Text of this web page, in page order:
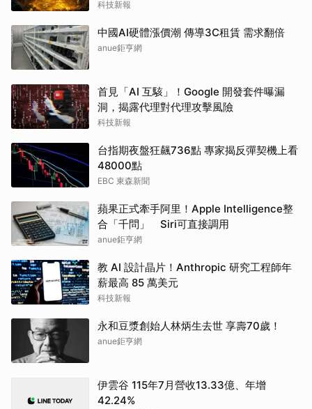
科技新報
中國AI硬體漲價潮 傳導3C租賃 需求翻倍
anue鉅亨網
首見「AI 互駭」！Google 開發套件曝漏
洞，揭露代理對代理攻擊風險
科技新報
台指期夜盤狂飆736點 專家揭反彈契機上看
48000點
EBC 東森新聞
蘋果正式牽手阿里！Apple Intelligence整
合「千問」 Siri可直接調用
anue鉅亨網
教 AI 設計晶片！Anthropic 研究工程師年
薪最高 85 萬美元
科技新報
永和豆漿創始人林炳生去世 享壽70歲！
anue鉅亨網
伊雲谷 115年7月營收13.33億、年增
42.24%